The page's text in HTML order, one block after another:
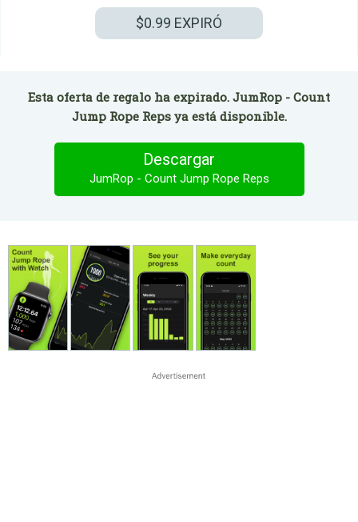
$0.99 EXPIRÓ
Esta oferta de regalo ha expirado. JumRop - Count
Jump Rope Reps ya está disponible.
Descargar
JumRop - Count Jump Rope Reps